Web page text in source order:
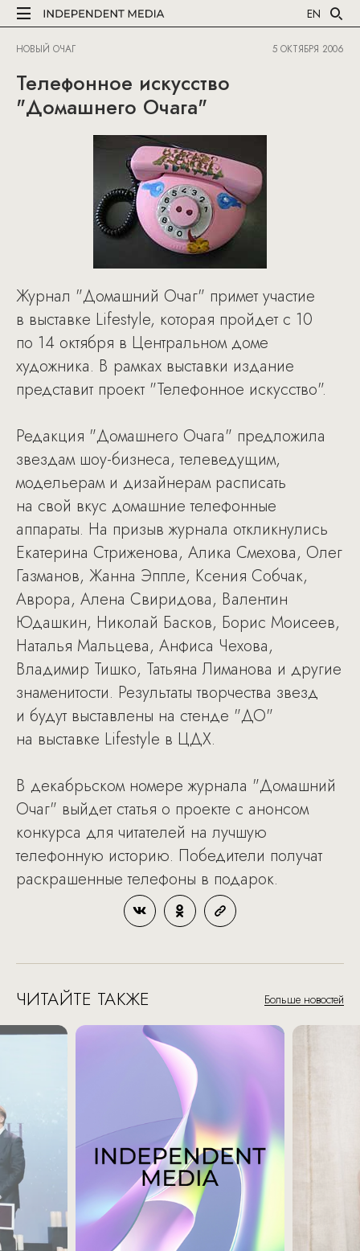
EN
НОВЫЙ ОЧАГ 5 ОКТЯБРЯ 2006
Телефонное искусство
"Домашнего Очага"
Журнал "Домашний Очаг" примет участие
в выставке Lifestyle, которая пройдет с 10
по 14 октября в Центральном доме
художника. В рамках выставки издание
представит проект "Телефонное искусство".
Редакция "Домашнего Очага" предложила
звездам шоу-бизнеса, телеведущим,
модельерам и дизайнерам расписать
на свой вкус домашние телефонные
аппараты. На призыв журнала откликнулись
Екатерина Стриженова, Алика Смехова, Олег
Газманов, Жанна Эппле, Ксения Собчак,
Аврора, Алена Свиридова, Валентин
Юдашкин, Николай Басков, Борис Моисеев,
Наталья Мальцева, Анфиса Чехова,
Владимир Тишко, Татьяна Лиманова и другие
знаменитости. Результаты творчества звезд
и будут выставлены на стенде "ДО"
на выставке Lifestyle в ЦДХ.
В декабрьском номере журнала "Домашний
Очаг" выйдет статья о проекте с анонсом
конкурса для читателей на лучшую
телефонную историю. Победители получат
раскрашенные телефоны в подарок.
ЧИТАЙТЕ ТАКЖЕ Больше новостей